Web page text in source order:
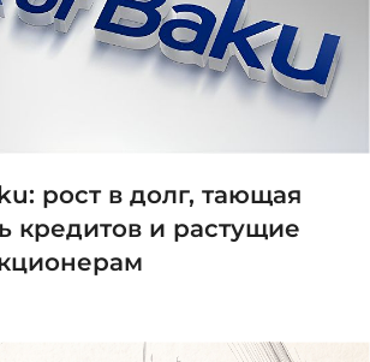
рост в долг, тающая
кредитов и растущие